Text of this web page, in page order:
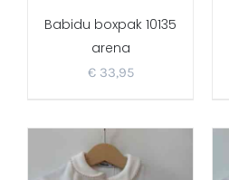
Babidu boxpak 10135
arena
€33,95